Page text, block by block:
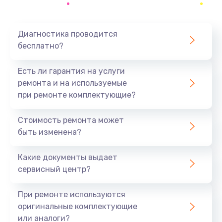
Ошибки пользователя.
можете помочь ноутбуку избежать серьезных
поломок.
Все эти проблемы приводят к таким
неисправностям, как:
Проблемы с оборудованием и компонентами
Разрушение портов и разъемов.
то не так, нужно найти сервисный центр с
хорошей репутацией, чтобы устранить проблему.
по ремонту техники Ardor. Сотни владельцев
доверяют нам. Мы гарантируем надежность и
Диагностика проводится
бесплатно?
Есть ли гарантия на услуги
ремонта и на используемые
при ремонте комплектующие?
Стоимость ремонта может
быть изменена?
Какие документы выдает
сервисный центр?
При ремонте используются
оригинальные комплектующие
или аналоги?